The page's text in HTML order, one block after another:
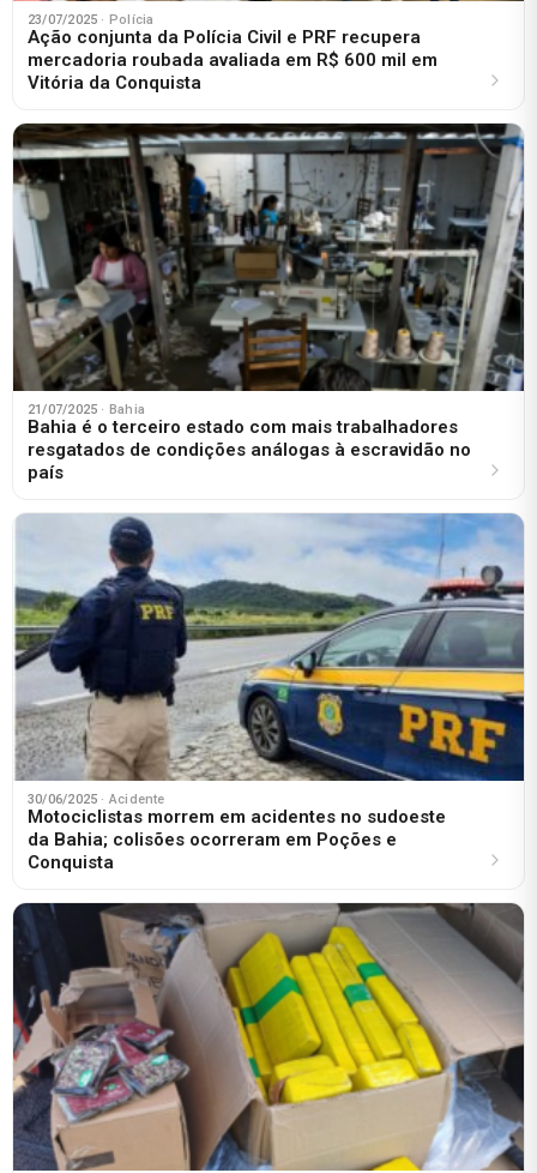
23/07/2025 · Polícia
Ação conjunta da Polícia Civil e PRF recupera
mercadoria roubada avaliada em R$ 600 mil em
Vitória da Conquista
21/07/2025 · Bahia
Bahia é o terceiro estado com mais trabalhadores
resgatados de condições análogas à escravidão no
país
30/06/2025 · Acidente
Motociclistas morrem em acidentes no sudoeste
da Bahia; colisões ocorreram em Poções e
Conquista